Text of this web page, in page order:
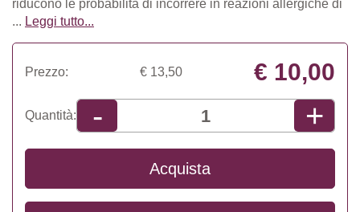
riducono le probabilità di incorrere in reazioni allergiche di
... Leggi tutto...
Prezzo: € 13,50 € 10,00
Quantità: - +
Acquista